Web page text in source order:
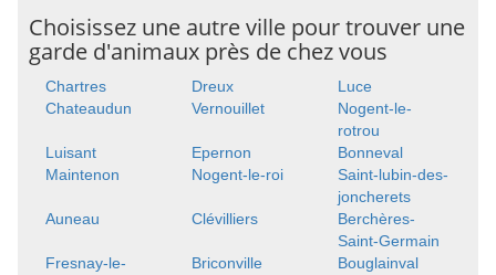
Choisissez une autre ville pour trouver une
garde d'animaux près de chez vous
Chartres Dreux
Luce
Chateaudun
Vernouillet
Nogent-le-
rotrou
Luisant
Epernon
Bonneval
Maintenon
Nogent-le-roi
Saint-lubin-des-
joncherets
Auneau
Clévilliers
Berchères-
Saint-Germain
Fresnay-le-
Briconville
Bouglainval